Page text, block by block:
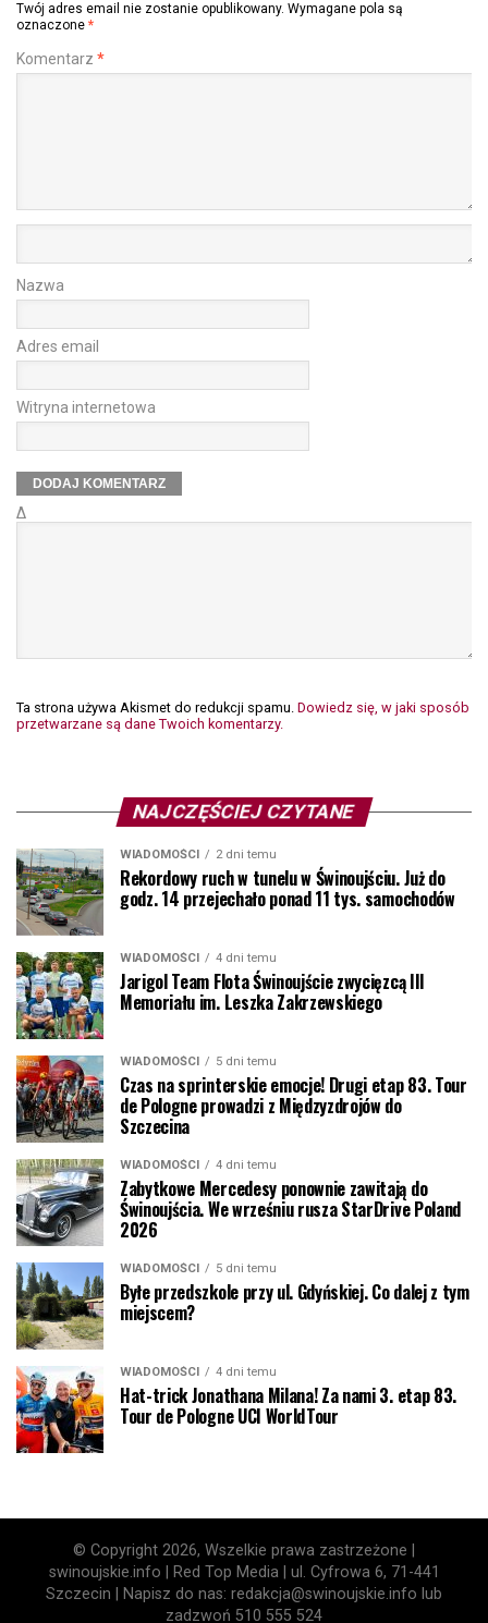
Twój adres email nie zostanie opublikowany. Wymagane pola są
oznaczone *
Komentarz *
Nazwa
Adres email
Witryna internetowa
Δ
Ta strona używa Akismet do redukcji spamu. Dowiedz się, w jaki sposób
przetwarzane są dane Twoich komentarzy.
NAJCZĘŚCIEJ CZYTANE
WIADOMOŚCI 2 dni temu
Rekordowy ruch w tunelu w Świnoujściu. Już do
godz. 14 przejechało ponad 11 tys. samochodów
WIADOMOŚCI 4 dni temu
Jarigol Team Flota Świnoujście zwycięzcą III
Memoriału im. Leszka Zakrzewskiego
WIADOMOŚCI 5 dni temu
Czas na sprinterskie emocje! Drugi etap 83. Tour
de Pologne prowadzi z Międzyzdrojów do
Szczecina
WIADOMOŚCI 4 dni temu
Zabytkowe Mercedesy ponownie zawitają do
Świnoujścia. We wrześniu rusza StarDrive Poland
2026
WIADOMOŚCI 5 dni temu
Byłe przedszkole przy ul. Gdyńskiej. Co dalej z tym
miejscem?
WIADOMOŚCI 4 dni temu
Hat-trick Jonathana Milana! Za nami 3. etap 83.
Tour de Pologne UCI WorldTour
© Copyright 2026, Wszelkie prawa zastrzeżone |
swinoujskie.info | Red Top Media | ul. Cyfrowa 6, 71-441
Szczecin | Napisz do nas: redakcja@swinoujskie.info lub
zadzwoń 510 555 524